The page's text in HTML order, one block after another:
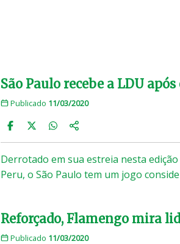
São Paulo recebe a LDU
Publicado 11/03/2020
Derrotado em sua estreia nesta
Peru, o São Paulo tem um jogo
Reforçado, Flamengo mira
Publicado 11/03/2020